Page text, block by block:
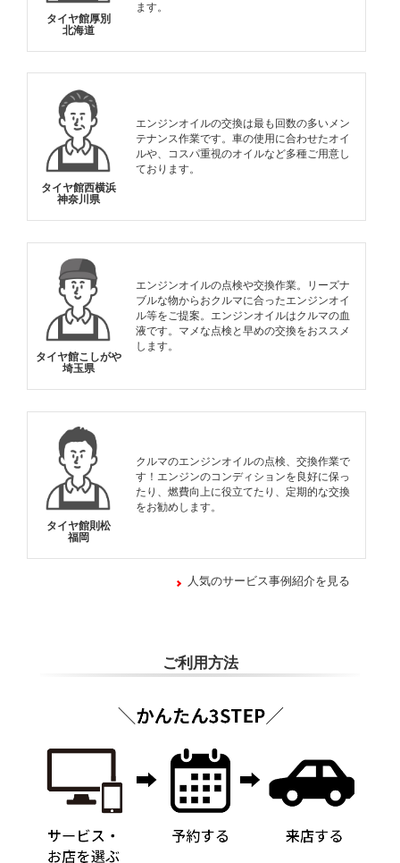
タイヤ館厚別
北海道
ます。
タイヤ館西横浜
神奈川県
エンジンオイルの交換は最も回数の多いメン
テナンス作業です。車の使用に合わせたオイ
ルや、コスパ重視のオイルなど多種ご用意し
ております。
タイヤ館こしがや
埼玉県
エンジンオイルの点検や交換作業。リーズナ
ブルな物からおクルマに合ったエンジンオイ
ル等をご提案。エンジンオイルはクルマの血
液です。マメな点検と早めの交換をおススメ
します。
タイヤ館則松
福岡
クルマのエンジンオイルの点検、交換作業で
す！エンジンのコンディションを良好に保っ
たり、燃費向上に役立てたり、定期的な交換
をお勧めします。
人気のサービス事例紹介を見る
ご利用方法